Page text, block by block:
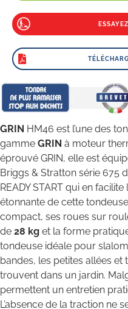
GRIN HM46 est l’une des
gamme GRIN à moteur
éprouvé GRIN, elle est
Briggs & Stratton série 675
READY START qui en
étonnante de cette
compact, ses roues sur
de 28 kg et la forme
tondeuse idéale pour
bandes, les petites allées
trouvent dans un jardin.
permettent un entretien
L’absence de la traction ne